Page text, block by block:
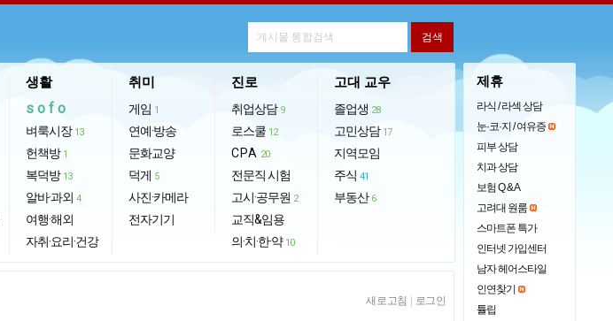
생활
sofo
벼룩시장 13
헌책방 1
복덕방 13
알바·과외 4
여행·해외
자취·요리·건강
취미
게임 1
연예·방송
문화교양
덕게 5
사진·카메라
전자기기
진로
취업상담 9
로스쿨 12
CPA 20
전문직 시험
고시·공무원 2
교직&임용
의·치·한·약 10
고대 교우
졸업생 28
고민상담 17
지역모임
주식 41
부동산 6
새로고침 로그인
제휴
라식 / 라섹 상담
눈·코·지 / 여유증
피부 상담
치과 상담
보험 Q & A
고려대 원룸
스마트폰 특가
인터넷 가입센터
남자 헤어스타일
인연찾기
튤립